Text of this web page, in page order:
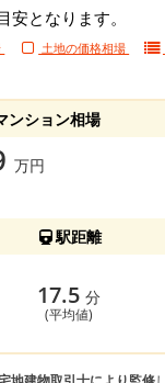
となります。
土地の価格相場
ンション相場
万円
駅距離
17.5 分
(平均値)